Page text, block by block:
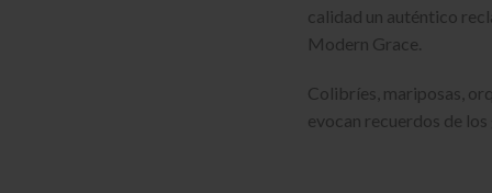
calidad un auténtico
Modern Grace.
Colibríes, mariposas,
evocan recuerdos de